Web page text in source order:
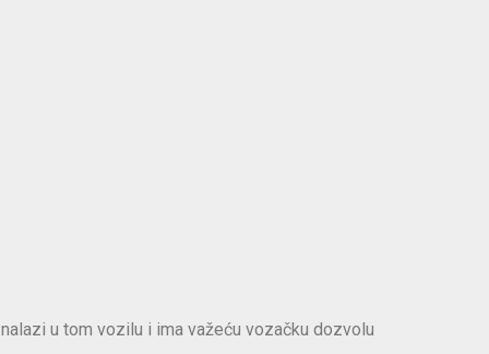
u tom vozilu i ima važeću vozačku dozvolu